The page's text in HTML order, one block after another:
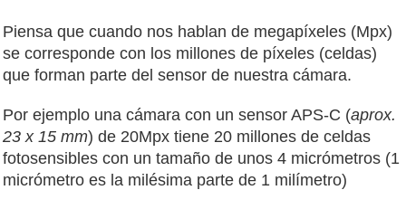
Piensa que cuando nos hablan de megapíxeles (Mpx)
se corresponde con los millones de píxeles (celdas)
que forman parte del sensor de nuestra cámara.
Por ejemplo una cámara con un sensor APS-C (aprox.
23 x 15 mm) de 20Mpx tiene 20 millones de celdas
fotosensibles con un tamaño de unos 4 micrómetros (1
micrómetro es la milésima parte de 1 milímetro)